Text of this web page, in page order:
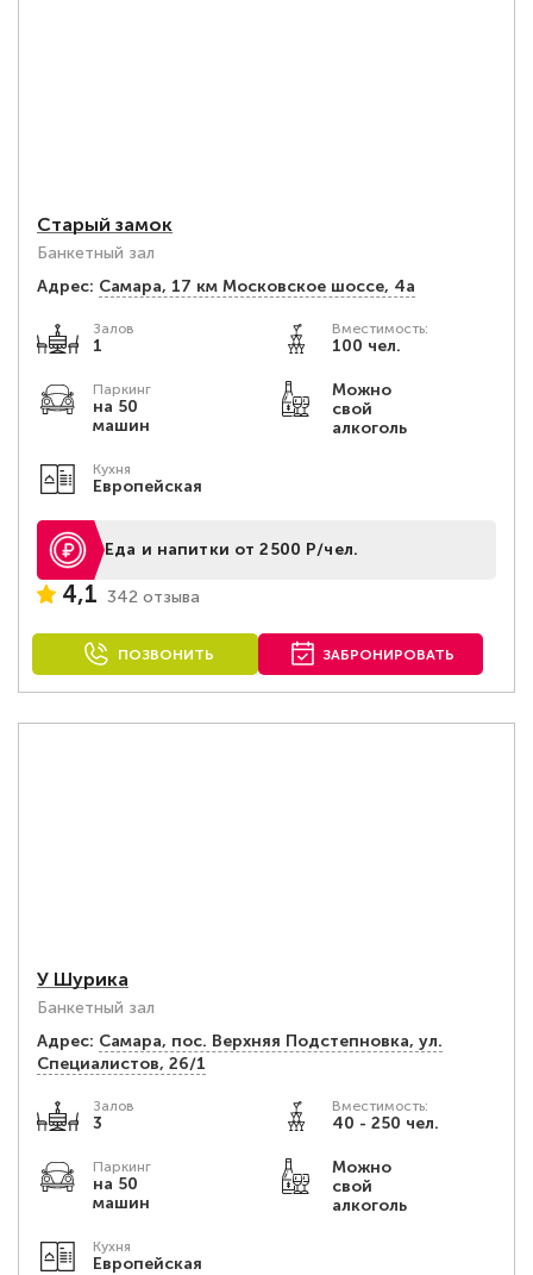
Старый замок
Банкетный зал
Адрес: Самара, 17 км Московское шоссе, 4а
Залов
1
Вместимость:
100 чел.
Паркинг
на 50
машин
Можно
свой
алкоголь
Кухня
Европейская
Еда и напитки от 2500 Р/чел.
4,1 342 отзыва
ПОЗВОНИТЬ ЗАБРОНИРОВАТЬ
У Шурика
Банкетный зал
Адрес: Самара, пос. Верхняя Подстепновка, ул.
Специалистов, 26/1
Залов
3
Вместимость:
40 - 250 чел.
Паркинг
на 50
машин
Можно
свой
алкоголь
Кухня
Европейская